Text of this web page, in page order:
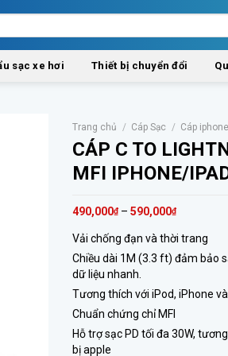
sạc xe hơi Thiết bị chuyển đổi
Trang chủ / Cáp Sạc / Cáp
CÁP C TO
MFI IPHONE/
490,000₫ – 590,000₫
Vải chống đạn và thời trang
Chiều dài 1M (3.3 ft) đảm bảo
dữ liệu nhanh.
Tương thích với iPod, iPhone
Chuẩn chứng chỉ MFI
Hỗ trợ sạc PD tối đa 30W,
bị apple